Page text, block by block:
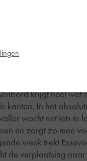
bezoekers komen
minuten probeert
van onze
Temse om te
krijgt heel wat
kanten. In het
wacht net iets te
en zorgt zo mee
week trekt
de verplaatsing naar